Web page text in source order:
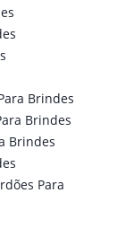
Brindes
Brindes
Brindes
Para